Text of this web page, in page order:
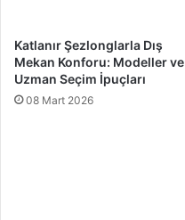
Katlanır Şezlonglarla Dış
Mekan Konforu: Modeller ve
Uzman Seçim İpuçları
08 Mart 2026